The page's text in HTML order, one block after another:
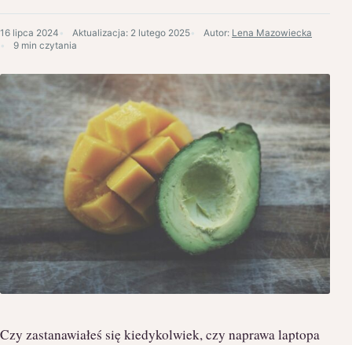
16 lipca 2024 Aktualizacja: 2 lutego 2025 Autor: Lena Mazowiecka
9 min czytania
Czy zastanawiałeś się kiedykolwiek, czy naprawa laptopa